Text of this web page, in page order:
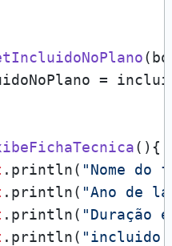
(
=
() {
.println( "Nome
.println( "Ano de
.println( "Duração
.println( "incluido